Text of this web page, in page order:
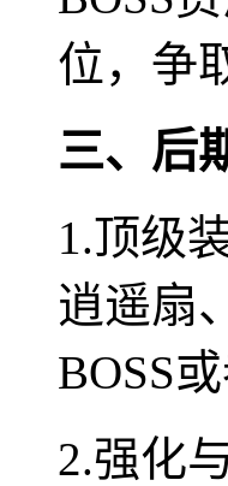
位，争
三、后
1.顶级
逍遥扇
BOSS
2.强化